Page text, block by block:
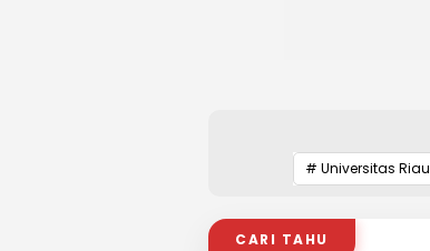
# Universitas Riau
CARI TAHU